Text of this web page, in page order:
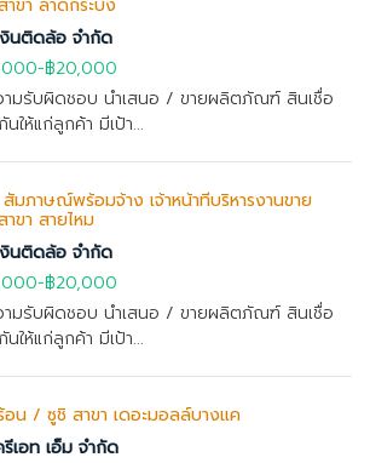
าขา ลาดกระบัง
นติดล้อ จำกัด
-฿20,000
ามรับผิดชอบ นำเสนอ / ขายผลิตภัณฑ์ สินเชื่อ
นให้แก่ลูกค้า มีเป้า...
มภาษณ์พร้อมจ้าง เจ้าหน้าที่บริหารงานขาย
าขา สายไหม
นติดล้อ จำกัด
-฿20,000
ามรับผิดชอบ นำเสนอ / ขายผลิตภัณฑ์ สินเชื่อ
นให้แก่ลูกค้า มีเป้า...
อน / ซูชิ สาขา เดอะมอลล์บางแค
เอท เอ็ม จำกัด